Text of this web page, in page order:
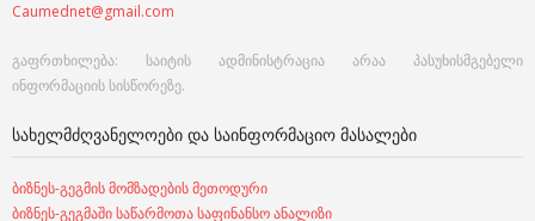
Caumednet@gmail.com
გაფრთხილება: საიტის ადმინისტრაცია არაა პასუხისმგებელი
ინფორმაციის სისწორეზე.
ᲡᲐᲮᲔᲚᲛᲫᲦᲕᲐᲜᲔᲚᲝᲔᲑᲘ ᲓᲐ ᲡᲐᲘᲜᲤᲝᲠᲛᲐᲪᲘᲝ ᲛᲐᲡᲐᲚᲔᲑᲘ
ბიზნეს-გეგმის მომზადების მეთოდური
ბიზნეს-გეგმაში საწარმოთა საფინანსო ანალიზი